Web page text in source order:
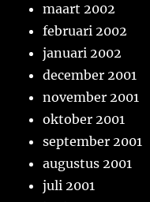
maart 2002
februari 2002
januari 2002
december 2001
november 2001
oktober 2001
september 2001
augustus 2001
juli 2001